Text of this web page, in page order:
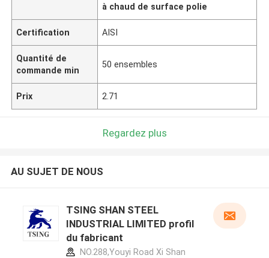
à chaud de surface polie
Certification AISI
Quantité de
commande min
50 ensembles
Prix 2.71
Regardez plus
AU SUJET DE NOUS
TSING SHAN STEEL
INDUSTRIAL LIMITED profil
du fabricant
NO.288,Youyi Road Xi Shan